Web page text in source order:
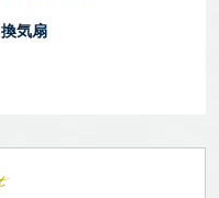
換気扇